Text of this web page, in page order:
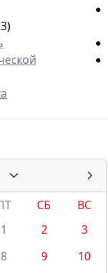
СБ
ВС
1
2
3
8 9
10